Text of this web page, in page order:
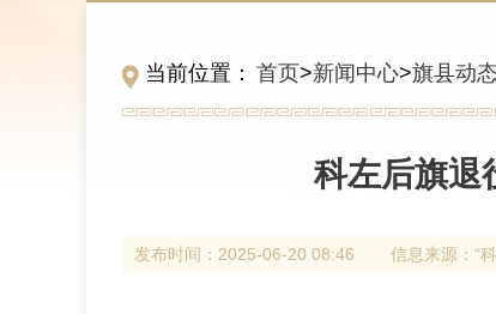
当前位置： 首页>新闻中心>旗县动态
科左后旗退
发布时间： 2025-06-20 08:46 信息来源： “